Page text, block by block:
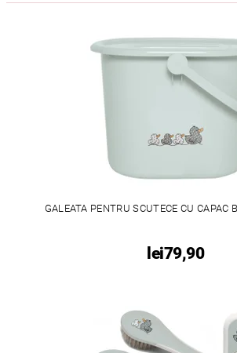
GALEATA PENTRU SCUTECE CU CAPAC
lei79,90